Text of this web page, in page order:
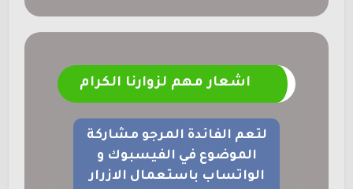
اشعار مهم لزوارنا الكرام
لتعم الفائدة المرجو مشاركة
الموضوع في الفيسبوك و
الواتساب باستعمال الازرار